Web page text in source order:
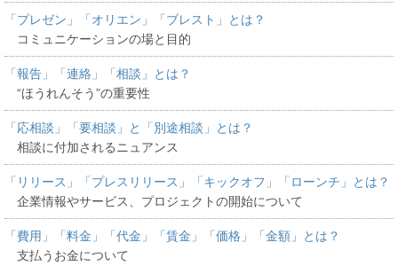
「プレゼン」「オリエン」「ブレスト」とは？
コミュニケーションの場と目的
「報告」「連絡」「相談」とは？
“ほうれんそう”の重要性
「応相談」「要相談」と「別途相談」とは？
相談に付加されるニュアンス
「リリース」「プレスリリース」「キックオフ」「ローンチ」とは？
企業情報やサービス、プロジェクトの開始について
「費用」「料金」「代金」「賃金」「価格」「金額」とは？
支払うお金について